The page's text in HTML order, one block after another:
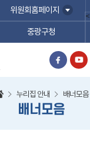
위원회홈페이지
중랑구청
<
누리집 안내 배너모음
배너모음